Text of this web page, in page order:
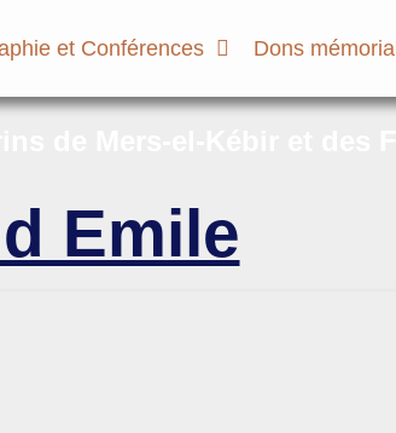
et Conférences Dons mémorial
Emile